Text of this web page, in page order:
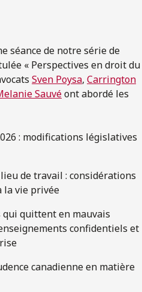
séance de notre série de
« Perspectives en droit du
Sven Poysa, Carrington
Sauvéont abordé les
: modifications législatives
de travail : considérations
la vie privée
qui quittent en mauvais
confidentiels et
canadienne en matière